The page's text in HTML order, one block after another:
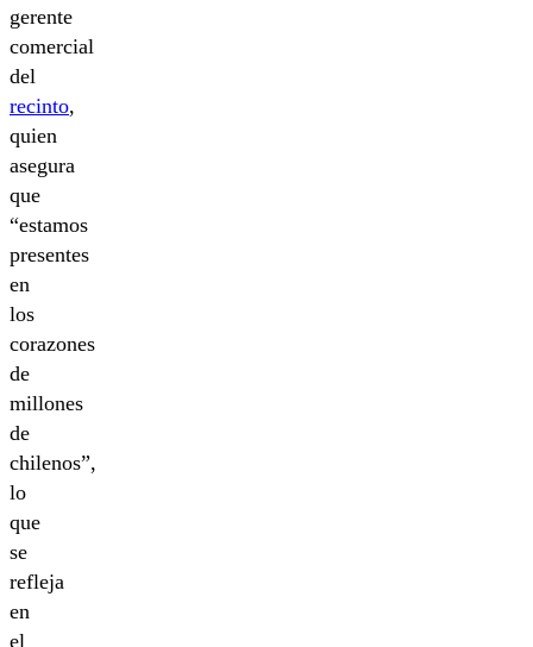
gerente
comercial
del
recinto,
quien
asegura
que
“estamos
presentes
en
los
corazones
de
millones
de
chilenos”,
lo
que
se
refleja
en
el